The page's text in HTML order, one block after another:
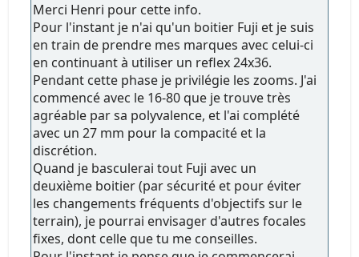
Merci Henri pour cette info.
Pour l'instant je n'ai qu'un boitier Fuji et je suis
en train de prendre mes marques avec celui-ci
en continuant à utiliser un reflex 24x36.
Pendant cette phase je privilégie les zooms. J'ai
commencé avec le 16-80 que je trouve très
agréable par sa polyvalence, et l'ai complété
avec un 27 mm pour la compacité et la
discrétion.
Quand je basculerai tout Fuji avec un
deuxième boitier (par sécurité et pour éviter
les changements fréquents d'objectifs sur le
terrain), je pourrai envisager d'autres focales
fixes, dont celle que tu me conseilles.